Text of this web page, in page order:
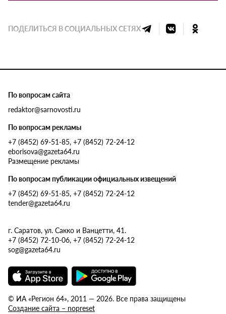
ПОДЕЛИТЬСЯ В СОЦИАЛЬНЫХ СЕТЯХ
По вопросам сайта
redaktor@sarnovosti.ru
По вопросам рекламы
+7 (8452) 69-51-85, +7 (8452) 72-24-12
eborisova@gazeta64.ru
Размещение рекламы
По вопросам публикации официальных извещений
+7 (8452) 69-51-85, +7 (8452) 72-24-12
tender@gazeta64.ru
г. Саратов, ул. Сакко и Ванцетти, 41.
+7 (8452) 72-10-06, +7 (8452) 72-24-12
sog@gazeta64.ru
© ИА «Регион 64», 2011 — 2026. Все права защищены
Создание сайта – nopreset